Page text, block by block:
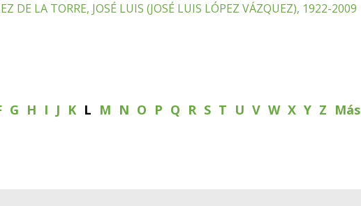
DE LA TORRE, JOSÉ LUIS (JOSÉ LUIS LÓPEZ VÁZQUEZ), 1922-2009
G H I J K L M N O P Q R S T U V W X Y Z Más